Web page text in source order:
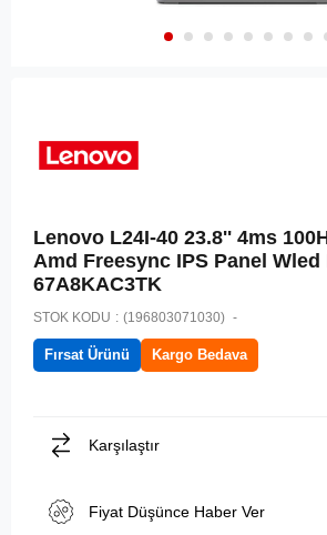
Lenovo L24I-40 23.8'' 4ms
Amd Freesync IPS Panel
67A8KAC3TK
STOK KODU (196803071030)
Fırsat Ürünü Kargo Bedava
Karşılaştır
Fiyat Düşünce Haber Ver